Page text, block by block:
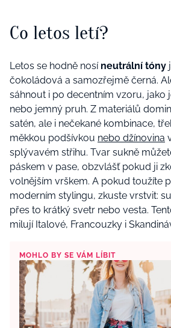
Co letos letí?
Letos se hodně nosí neutrální tóny
čokoládová a samozřejmě černá.
sáhnout i po decentním vzoru, jako
nebo jemný pruh. Z materiálů
satén, ale i nečekané kombinace,
měkkou podšívkou nebo džínovina
splývavém střihu. Tvar sukně
páskem v pase, obzvlášť pokud ji
volnějším vrškem. A pokud toužíte
moderním stylingu, zkuste vrstvit:
přes to krátký svetr nebo vesta.
milují Italové, Francouzky i
MOHLO BY SE VÁM LÍBIT